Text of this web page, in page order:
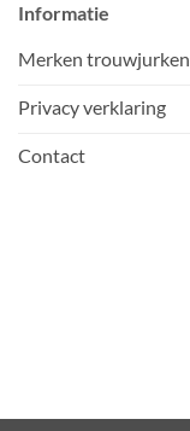
Informatie
Merken trouwjurken
Privacy verklaring
Contact